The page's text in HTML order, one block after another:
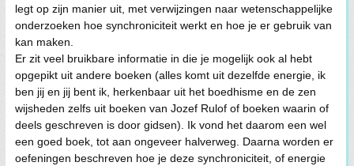
legt op zijn manier uit, met verwijzingen naar wetenschappelijke
onderzoeken hoe synchroniciteit werkt en hoe je er gebruik van
kan maken.
Er zit veel bruikbare informatie in die je mogelijk ook al hebt
opgepikt uit andere boeken (alles komt uit dezelfde energie, ik
ben jij en jij bent ik, herkenbaar uit het boedhisme en de zen
wijsheden zelfs uit boeken van Jozef Rulof of boeken waarin of
deels geschreven is door gidsen). Ik vond het daarom een wel
een goed boek, tot aan ongeveer halverweg. Daarna worden er
oefeningen beschreven hoe je deze synchroniciteit, of energie